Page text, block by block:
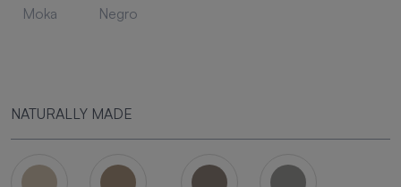
Moka Negro
NATURALLY MADE